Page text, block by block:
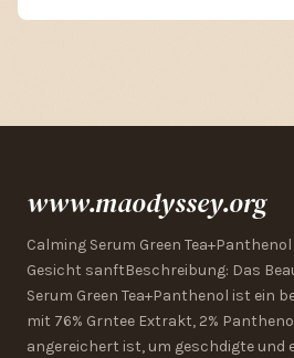
www.maodyssey.org
Calming Serum Green
Gesicht sanftBeschreibung: Das
Serum Green Tea+Panthenol ist ein
mit 76% Grntee Extrakt, 2%
angereichert ist, um geschdigte und